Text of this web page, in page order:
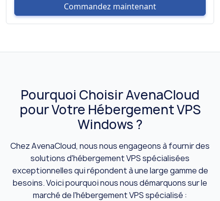
Commandez maintenant
Pourquoi Choisir AvenaCloud
pour Votre Hébergement VPS
Windows ?
Chez AvenaCloud, nous nous engageons à fournir des
solutions d'hébergement VPS spécialisées
exceptionnelles qui répondent à une large gamme de
besoins. Voici pourquoi nous nous démarquons sur le
marché de l'hébergement VPS spécialisé :